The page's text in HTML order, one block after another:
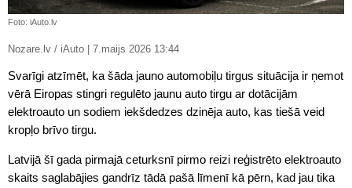
Foto: iAuto.lv
Nozare.lv / iAuto | 7.maijs 2026 13:44
Svarīgi atzīmēt, ka šāda jauno automobiļu tirgus situācija ir ņemot
vērā Eiropas stingri regulēto jaunu auto tirgu ar dotācijām
elektroauto un sodiem iekšdedzes dzinēja auto, kas tiešā veid
kropļo brīvo tirgu.
Latvijā šī gada pirmajā ceturksnī pirmo reizi reģistrēto elektroauto
skaits saglabājies gandrīz tādā pašā līmenī kā pērn, kad jau tika